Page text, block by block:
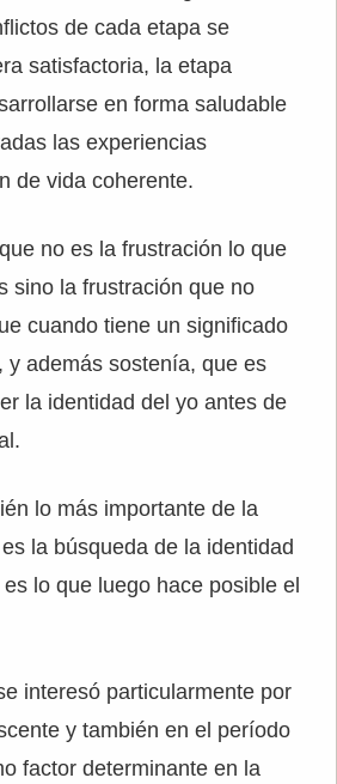
de cada etapa se
satisfactoria, la etapa
en forma saludable
las experiencias
de vida coherente.
no es la frustración lo que
sino la frustración que no
cuando tiene un significado
y además sostenía, que es
la identidad del yo antes de
lo más importante de la
la búsqueda de la identidad
lo que luego hace posible el
interesó particularmente por
y también en el período
factor determinante en la